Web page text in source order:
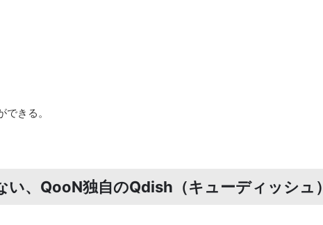
きる。
い、QooN独自のQdish（キューディッシュ